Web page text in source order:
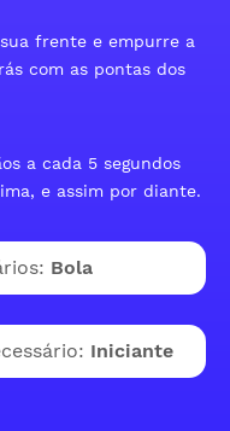
frente e empurre a
com as pontas dos
a cada 5 segundos
e assim por diante.
Bola
Iniciante